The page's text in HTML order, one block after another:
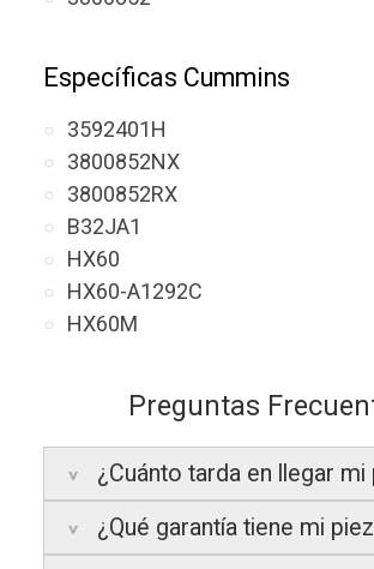
Específicas Cummins
3592401H
3800852NX
3800852RX
B32JA1
HX60
HX60-A1292C
HX60M
Preguntas
¿Cuánto tarda en llegar mi
Península:Entregamos en un
estimado de24 a 48 horas
¿Qué garantía tiene mi